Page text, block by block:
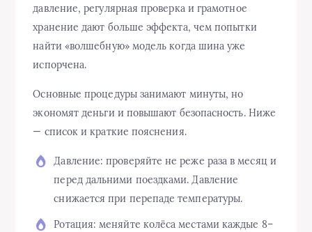
давление, регулярная проверка и грамотное
хранение дают больше эффекта, чем попытки
найти «волшебную» модель когда шина уже
испорчена.
Основные процедуры занимают минуты, но
экономят деньги и повышают безопасность. Ниже
— список и краткие пояснения.
Давление: проверяйте не реже раза в месяц и
перед дальними поездками. Давление
снижается при перепаде температуры.
Ротация: меняйте колёса местами каждые 8–